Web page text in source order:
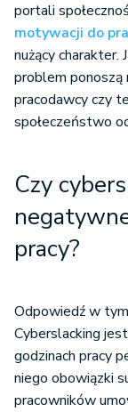
portali
motywacji do
nużący charakter.
problem ponoszą
pracodawcy czy
społeczeństwo
Czy
pracy?
Odpowiedź w
Cyberslacking
godzinach pracy
niego obowiązki
pracowników